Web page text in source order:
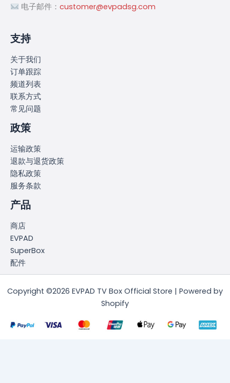
电子邮件： customer@evpadsg.com
支持
关于我们
订单跟踪
频道列表
联系方式
常见问题
政策
运输政策
退款与退货政策
隐私政策
服务条款
产品
商店
EVPAD
SuperBox
配件
Copyright ©2026 EVPAD TV Box Official Store | Powered by
Shopify